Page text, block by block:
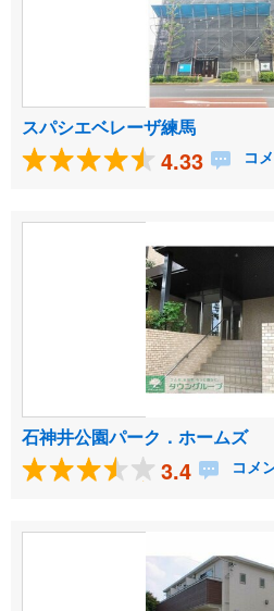
スパシエベレーザ練馬
4.33 コ
石神井公園パーク．ホームズ
3.4 コメ